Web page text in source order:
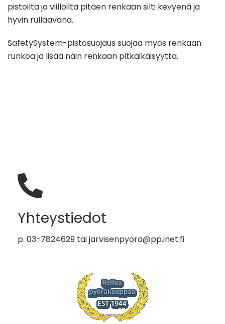
pistoilta ja viilloilta pitäen renkaan silti kevyenä ja
hyvin rullaavana.
SafetySystem-pistosuojaus suojaa myös renkaan
runkoa ja lisää näin renkaan pitkäikäisyyttä.
Yhteystiedot
p. 03-7824629 taijarvisenpyora@pp.inet.fi